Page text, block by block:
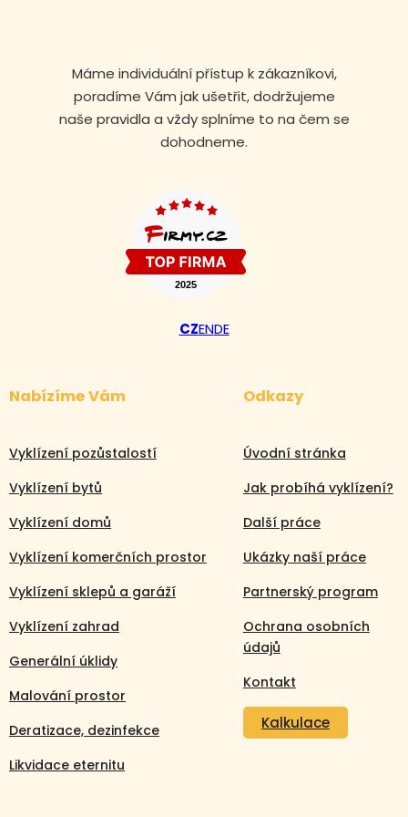
Máme individuální přístup k zákazníkovi,
poradíme Vám jak ušetřit, dodržujeme
naše pravidla a vždy splníme to na čem se
dohodneme.
CZENDE
Nabízíme Vám
Vyklízení pozůstalostí
Vyklízení bytů
Vyklízení domů
Vyklízení komerčních prostor
Vyklízení sklepů a garáží
Vyklízení zahrad
Generální úklidy
Malování prostor
Deratizace, dezinfekce
Likvidace eternitu
Odkazy
Úvodní stránka
Jak probíhá vyklízení?
Další práce
Ukázky naší práce
Partnerský program
Ochrana osobních
údajů
Kontakt
Kalkulace